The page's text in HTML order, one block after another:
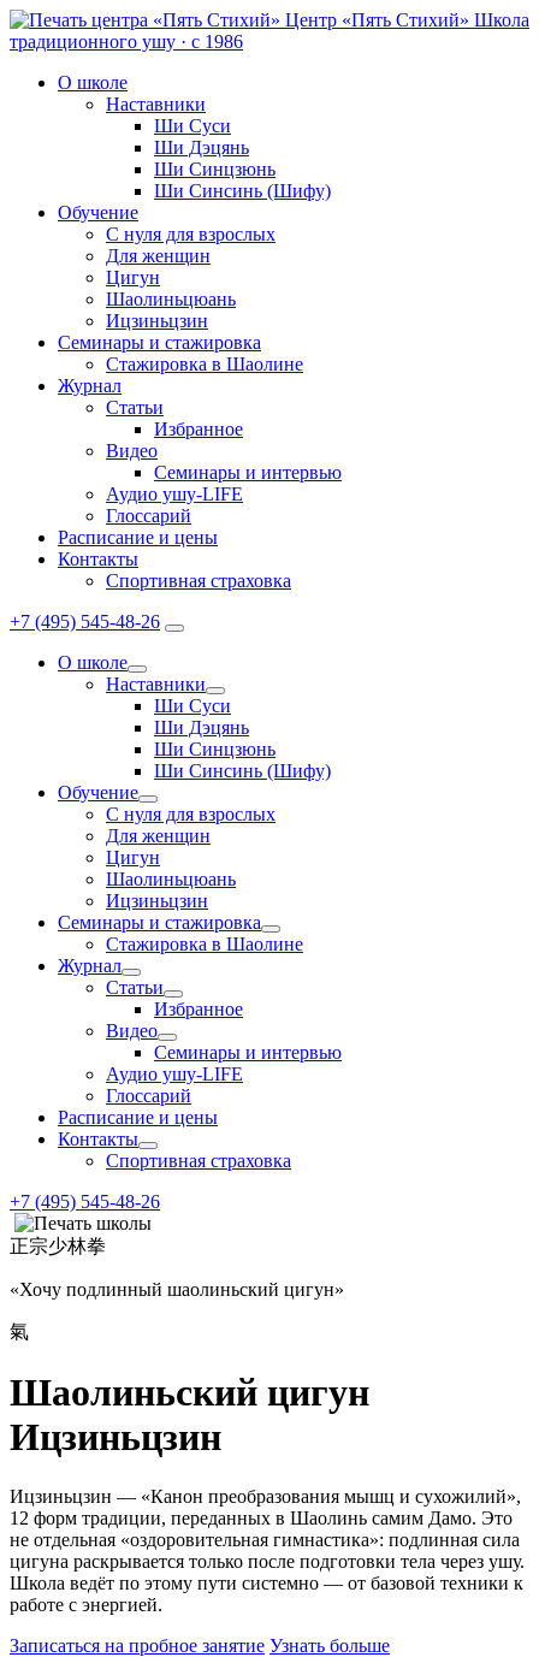
Центр «Пять Стихий» Школа
традиционного ушу · с 1986
О школе
Наставники
Ши Суси
Ши Дэцянь
Ши Синцзюнь
Ши Синсинь (Шифу)
Обучение
С нуля для взрослых
Для женщин
Цигун
Шаолиньцюань
Ицзиньцзин
Семинары и стажировка
Стажировка в Шаолине
Журнал
Статьи
Избранное
Видео
Семинары и интервью
Аудио ушу-LIFE
Глоссарий
Расписание и цены
Контакты
Спортивная страховка
+7 (495) 545-48-26
О школе
Наставники
Ши Суси
Ши Дэцянь
Ши Синцзюнь
Ши Синсинь (Шифу)
Обучение
С нуля для взрослых
Для женщин
Цигун
Шаолиньцюань
Ицзиньцзин
Семинары и стажировка
Стажировка в Шаолине
Журнал
Статьи
Избранное
Видео
Семинары и интервью
Аудио ушу-LIFE
Глоссарий
Расписание и цены
Контакты
Спортивная страховка
+7 (495) 545-48-26
正宗少林拳
«Хочу подлинный шаолиньский цигун»
氣
Шаолиньский цигун
Ицзиньцзин
Ицзиньцзин — «Канон преобразования мышц и сухожилий»,
12 форм традиции, переданных в Шаолинь самим Дамо. Это
не отдельная «оздоровительная гимнастика»: подлинная сила
цигуна раскрывается только после подготовки тела через ушу.
Школа ведёт по этому пути системно — от базовой техники к
работе с энергией.
Записаться на пробное занятие Узнать больше